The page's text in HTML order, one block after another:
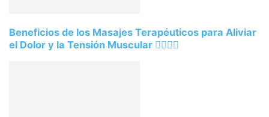
Beneficios de los Masajes Terapéuticos para Aliviar
el Dolor y la Tensión Muscular 💆‍♂️💆‍♀️